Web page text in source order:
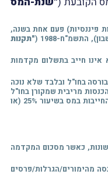
פיננסיות) פעם אחת בשנה,
התשמ"ח-1988 (
"תקנות
חייב בתשלום מקדמות
בחו"ל ובלבד שלא נוכה
מריבית שמקורן בחו"ל
החייבות במס בשיעור 25%; (ב) הכנסות מהשכרת מקרקעין בחו"ל החייבות במס בשיעור 15%; (ג) הכנסות מדיבידנד שמקורן בחו"ל החייבות במס בשיעור 25% (או
כאשר מסכום המקדמה
מהימורים/הגרלות/פרסים